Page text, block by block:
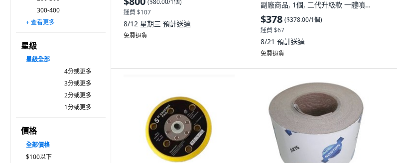
300-400
400-500
500以上
+ 查看更多
星級
星級全部
4分或更多
3分或更多
2分或更多
1分或更多
價格
全部價格
$100以下
運費 $107
8/12 星期三 預計送達
免費退貨
副廠商品, 1個, 二代升級款 一體噴
砂/不脫層 ,雙面打磨紫芯3000目 5
個
$378 ($378.00/1個)
運費 $67
8/21 預計送達
免費退貨